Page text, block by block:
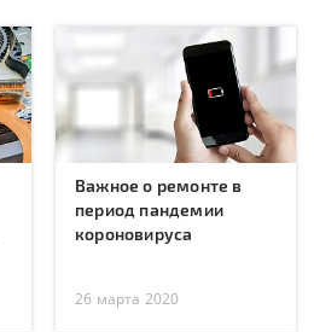
Важное о ремонте в
период пандемии
короновируса
26 марта 2020